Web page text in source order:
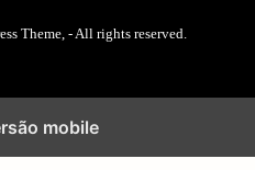
Theme, - All rights reserved.
mobile